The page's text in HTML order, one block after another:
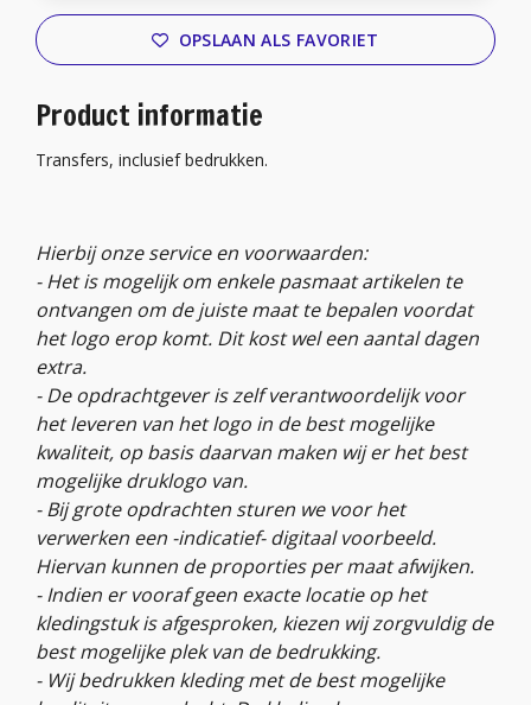
OPSLAAN ALS FAVORIET
Product informatie
Transfers, inclusief bedrukken.
Hierbij onze service en voorwaarden:
- Het is mogelijk om enkele pasmaat artikelen te
ontvangen om de juiste maat te bepalen voordat
het logo erop komt. Dit kost wel een aantal dagen
extra.
- De opdrachtgever is zelf verantwoordelijk voor
het leveren van het logo in de best mogelijke
kwaliteit, op basis daarvan maken wij er het best
mogelijke druklogo van.
- Bij grote opdrachten sturen we voor het
verwerken een -indicatief- digitaal voorbeeld.
Hiervan kunnen de proporties per maat afwijken.
- Indien er vooraf geen exacte locatie op het
kledingstuk is afgesproken, kiezen wij zorgvuldig de
best mogelijke plek van de bedrukking.
- Wij bedrukken kleding met de best mogelijke